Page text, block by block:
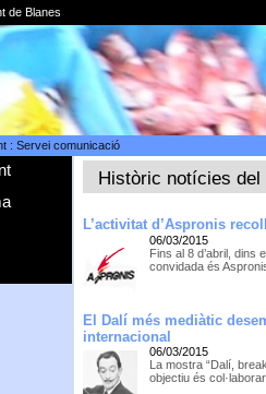
de Blanes
: Servei comunicació
Històric notícies del
L’activitat d’Aspronis
06/03/2015
Fins al 8 d’abril, dins
convidada és
El Dalí més mediàtic
internacional
06/03/2015
La mostra “Dalí,
objectiu és